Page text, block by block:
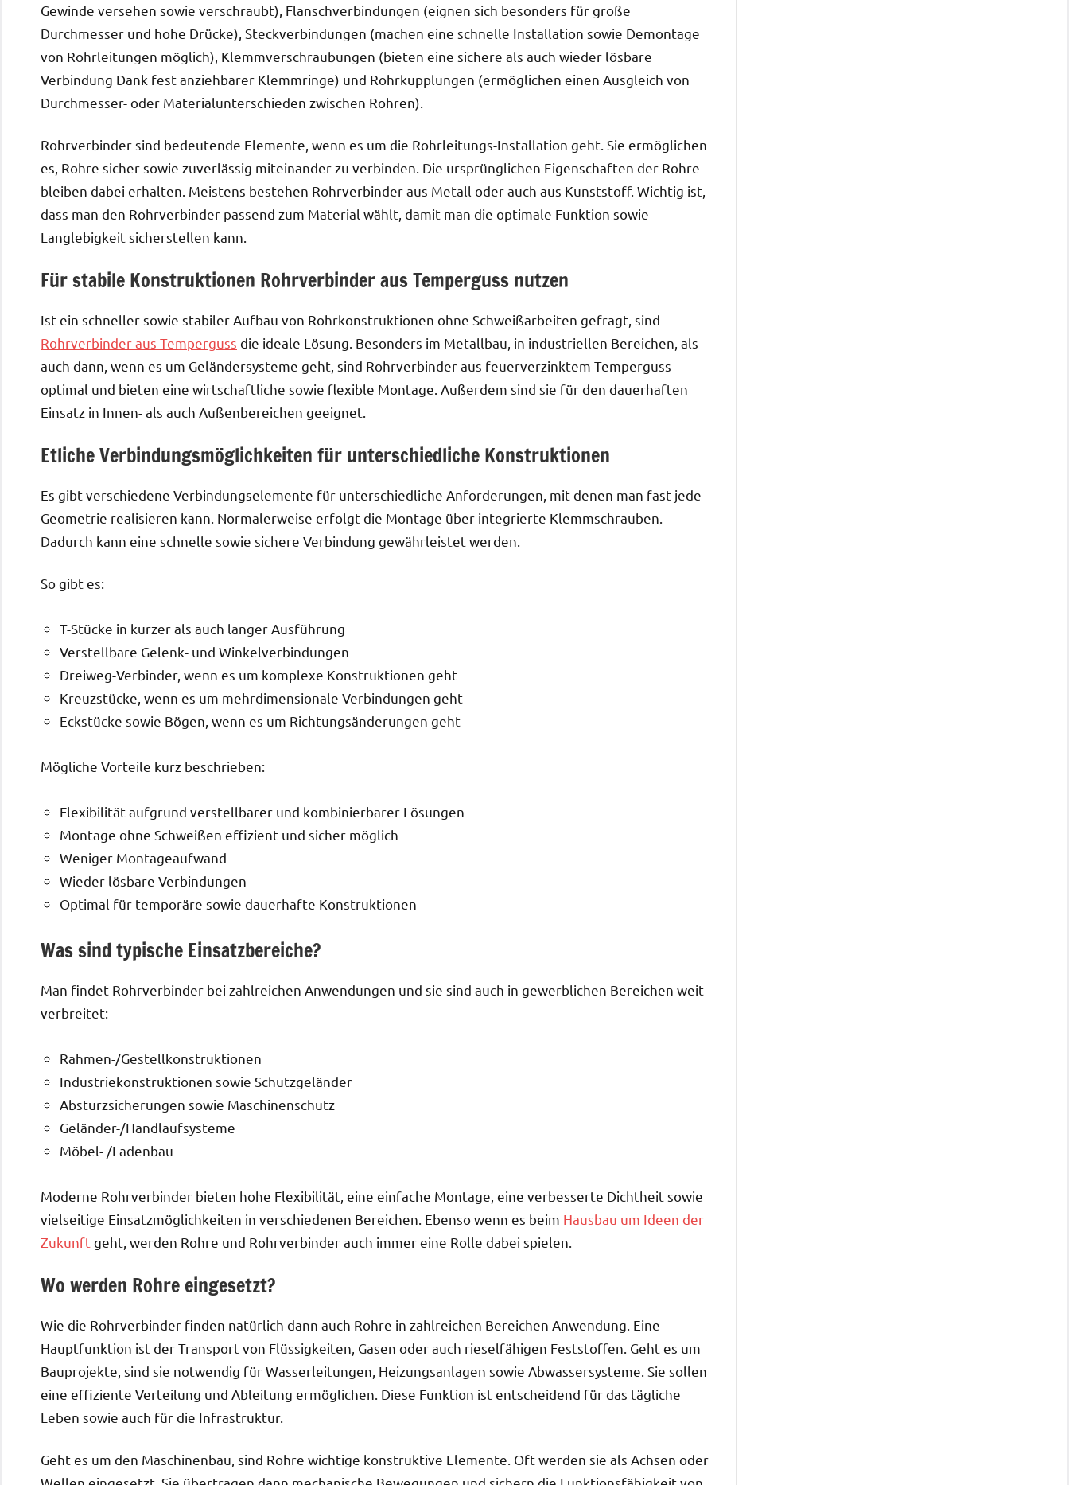
Gewinde versehen sowie verschraubt), Flanschverbindungen (eignen sich besonders für große
Durchmesser und hohe Drücke), Steckverbindungen (machen eine schnelle Installation sowie Demontage
von Rohrleitungen möglich), Klemmverschraubungen (bieten eine sichere als auch wieder lösbare
Verbindung Dank fest anziehbarer Klemmringe) und Rohrkupplungen (ermöglichen einen Ausgleich von
Durchmesser- oder Materialunterschieden zwischen Rohren).
Rohrverbinder sind bedeutende Elemente, wenn es um die Rohrleitungs-Installation geht. Sie ermöglichen
es, Rohre sicher sowie zuverlässig miteinander zu verbinden. Die ursprünglichen Eigenschaften der Rohre
bleiben dabei erhalten. Meistens bestehen Rohrverbinder aus Metall oder auch aus Kunststoff. Wichtig ist,
dass man den Rohrverbinder passend zum Material wählt, damit man die optimale Funktion sowie
Langlebigkeit sicherstellen kann.
Für stabile Konstruktionen Rohrverbinder aus Temperguss nutzen
Ist ein schneller sowie stabiler Aufbau von Rohrkonstruktionen ohne Schweißarbeiten gefragt, sind
Rohrverbinder aus Temperguss die ideale Lösung. Besonders im Metallbau, in industriellen Bereichen, als
auch dann, wenn es um Geländersysteme geht, sind Rohrverbinder aus feuerverzinktem Temperguss
optimal und bieten eine wirtschaftliche sowie flexible Montage. Außerdem sind sie für den dauerhaften
Einsatz in Innen- als auch Außenbereichen geeignet.
Etliche Verbindungsmöglichkeiten für unterschiedliche Konstruktionen
Es gibt verschiedene Verbindungselemente für unterschiedliche Anforderungen, mit denen man fast jede
Geometrie realisieren kann. Normalerweise erfolgt die Montage über integrierte Klemmschrauben.
Dadurch kann eine schnelle sowie sichere Verbindung gewährleistet werden.
So gibt es:
T-Stücke in kurzer als auch langer Ausführung
Verstellbare Gelenk- und Winkelverbindungen
Dreiweg-Verbinder, wenn es um komplexe Konstruktionen geht
Kreuzstücke, wenn es um mehrdimensionale Verbindungen geht
Eckstücke sowie Bögen, wenn es um Richtungsänderungen geht
Mögliche Vorteile kurz beschrieben:
Flexibilität aufgrund verstellbarer und kombinierbarer Lösungen
Montage ohne Schweißen effizient und sicher möglich
Weniger Montageaufwand
Wieder lösbare Verbindungen
Optimal für temporäre sowie dauerhafte Konstruktionen
Was sind typische Einsatzbereiche?
Man findet Rohrverbinder bei zahlreichen Anwendungen und sie sind auch in gewerblichen Bereichen weit
verbreitet:
Rahmen-/Gestellkonstruktionen
Industriekonstruktionen sowie Schutzgeländer
Absturzsicherungen sowie Maschinenschutz
Geländer-/Handlaufsysteme
Möbel- /Ladenbau
Moderne Rohrverbinder bieten hohe Flexibilität, eine einfache Montage, eine verbesserte Dichtheit sowie
vielseitige Einsatzmöglichkeiten in verschiedenen Bereichen. Ebenso wenn es beim Hausbau um Ideen der
Zukunftgeht, werden Rohre und Rohrverbinder auch immer eine Rolle dabei spielen.
Wo werden Rohre eingesetzt?
Wie die Rohrverbinder finden natürlich dann auch Rohre in zahlreichen Bereichen Anwendung. Eine
Hauptfunktion ist der Transport von Flüssigkeiten, Gasen oder auch rieselfähigen Feststoffen. Geht es um
Bauprojekte, sind sie notwendig für Wasserleitungen, Heizungsanlagen sowie Abwassersysteme. Sie sollen
eine effiziente Verteilung und Ableitung ermöglichen. Diese Funktion ist entscheidend für das tägliche
Leben sowie auch für die Infrastruktur.
Geht es um den Maschinenbau, sind Rohre wichtige konstruktive Elemente. Oft werden sie als Achsen oder